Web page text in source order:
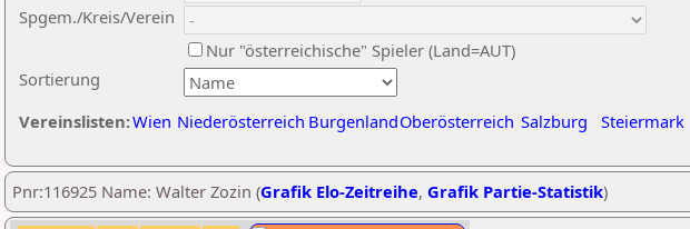
Sortierung
Spgem./Kreis/Verein
Nur "österreichische" Spieler (Land=AUT)
Vereinslisten:Wien Niederösterreich BurgenlandOberösterreich Salzburg Steiermark
Pnr:116925 Name: Walter Zozin (Grafik Elo-Zeitreihe, Grafik Partie-Statistik)